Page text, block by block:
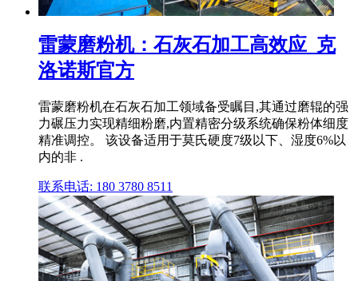
雷蒙磨粉机：石灰石加工高效应_克
洛诺斯官方
雷蒙磨粉机在石灰石加工领域备受瞩目,其通过磨辊的强
力碾压力实现精细粉磨,内置精密分级系统确保粉体细度
精准调控。 该设备适用于莫氏硬度7级以下、湿度6%以
内的非 .
联系电话: 180 3780 8511